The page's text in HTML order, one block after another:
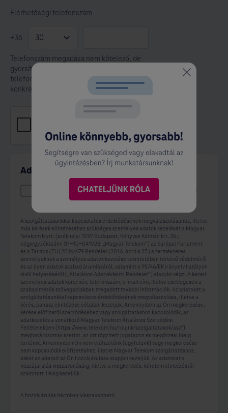
Elérhetőségi telefonszám
+36
Telefonszám megadása nem kötelező, de
gyorsíthatja az ügyintézést. Munkatársaink
telefonon csak akkor jelentkeznek, ha a
konkrét ügy indokolja.
Adatvédelmi tájékoztató
Elfogadom az adatvédelmi tájékoztatót és a benne
foglaltak alapján feldolgozhatóak az adataim.
A szolgáltatásunkkal kapcsolatos érdeklődésének megválaszolásához, illetve
más kérések elintézéséhez szükséges személyes adatok kezelését a Magyar
Telekom Nyrt. (székhely: 1097 Budapest, Könyves Kálmán krt. 36.;
cégjegyzékszám: 01-10-041928; „Magyar Telekom”) az Európai Parlament
és a Tanács (EU) 2016/679 Rendelet (2016. április 27.) a természetes
személyeknek a személyes adatok kezelése tekintetében történő védelméről
és az ilyen adatok szabad áramlásáról, valamint a 95/46/EK irányelv hatályon
kívül helyezéséről („Általános Adatvédelmi Rendelet”) alapján végzi.A kezelt
személyes adatok köre: név, telefonszám, e-mail cím, illetve esetlegesen a
szabad mezős szövegablakban megadott további információk. Az adatokat a
szolgáltatásunkkal kapcsolatos érdeklődésének megválaszolása, illetve a
kérés, panasz elintézése céljából kezeljük. Amennyiben az Ön megkeresése,
kérése előfizetői szerződéséhez vagy szolgáltatáshoz kapcsolódik, az
adatkezelés a vonatkozó Magyar Telekom Általános Szerződési
Feltételekben (https://www.telekom.hu/rolunk/szolgaltatasok/aszf)
meghatározottak szerint, az ott rögzített jogalapon és megőrzési ideig
történik. Amennyiben Ön nem előfizetőnk (ügyfelünk) vagy megkeresése
nem kapcsolódik előfizetéshez, illetve Magyar Telekom szolgáltatáshoz,
akkor az adatait az Ön hozzájárulása alapján kezeljük. Az adatokat a
hozzájárulás visszavonásáig, illetve a megkeresés, kérelem elintézéstől
számított 1 évig kezeljük.
A hozzájárulás bármikor visszavonható.